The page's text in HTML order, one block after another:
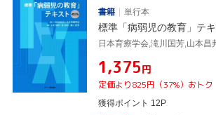
書籍 単行本
標準「病弱児の教育」テ
日本育療学会,滝川国芳,山本昌
¥1,375円
定価より825円（37%）おトク
獲得ポイント 12P